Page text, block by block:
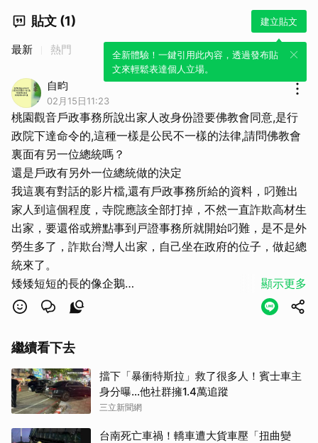
貼文 (1) 建立貼文
全新體驗！一鍵引用此內容，透過發布貼
文來輕鬆表達個人立場。
最新 熱門
自畇
02月15日11:23
桃園觀音戶政事務所說出家人改身份證要佛教會同意,是行
政院下達命令的,這種一樣是公民不一樣的法律,請問佛教會
裏面有另一位總統嗎？
還是戶政有另外一位總統做的決定
我這裏有對話的影片檔,還有戶政事務所給的資料，叼難出
家人到這個程度，寺院應該全部打掉，不然一直詐欺高材生
出家，要還俗或辨點事到戸證事務所就開始叼難，是不是外
勞生多了，詐欺台灣人出家，自己坐在政府的位子，做起總
統來了。
矮矮短短的長的像企鵝
女的長的像男的又肥又胖，男的也沒那麼難看。是不是變性
人，蔡英文認同，同性戀結婚戶政事務所那一位是不是男的
穿裙子。
那種不知道要如何檢查是男的還是女的正好坐在戶政事務所
辨事情，身份證不曉得是不是自己造作的，不然怎麼會有那
種女的。
顯示更多
繼續看下去
擋下「暴衝特斯拉」救了很多人！賓士車主
身分曝…他社群擁1.4萬追蹤
三立新聞網
台南死亡車禍！轎車遭大貨車壓「扭曲變